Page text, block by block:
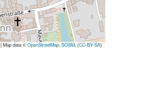
|Map data ©OpenStreetMap SOSM , (CC-BY-SA)